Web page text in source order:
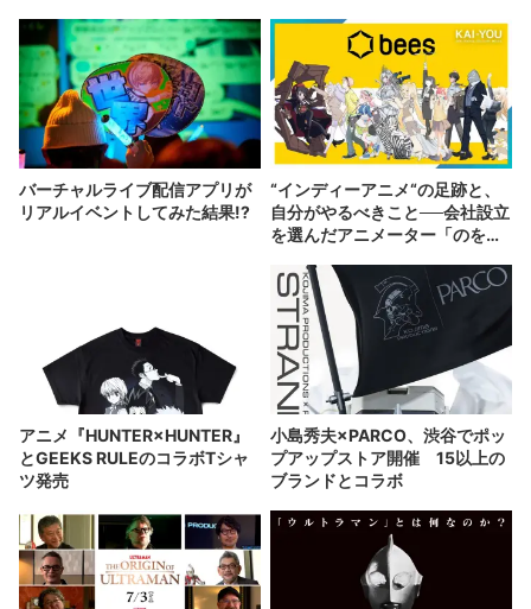
バーチャルライブ配信アプリが
リアルイベントしてみた結果!?
“インディーアニメ“の足跡と、
自分がやるべきこと──会社設立
を選んだアニメーター「のを
アニメ『HUNTER×HUNTER』
とGEEKS RULEのコラボTシャ
ツ発売
小島秀夫×PARCO、渋谷でポッ
プアップストア開催 15以上の
ブランドとコラボ